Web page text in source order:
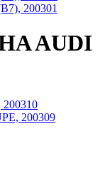
AUDI